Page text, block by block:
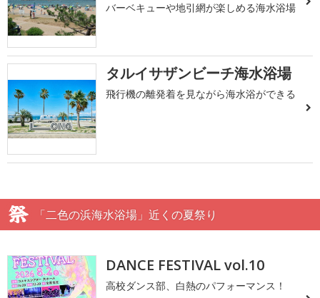
バーベキューや地引網が楽しめる海水浴場
タルイサザンビーチ海水浴場
飛行機の離発着を見ながら海水浴ができる
「二色の浜海水浴場」近くの夏祭り
DANCE FESTIVAL vol.10
高校ダンス部、白熱のパフォーマンス！